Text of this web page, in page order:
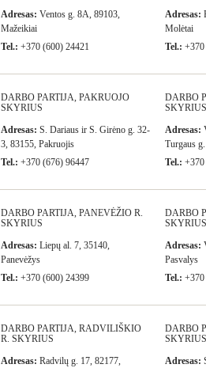
Adresas: Ventos g. 8A, 89103,
Mažeikiai
Tel.: +370 (600) 24421
Adresas:
Molėtai
Tel.:
DARBO PARTIJA, PAKRUOJO
SKYRIUS
Adresas: S. Dariaus ir S. Girėno g. 32-
3, 83155, Pakruojis
Tel.: +370 (676) 96447
DARBO
SKYRIUS
Adresas:
Turgaus
Tel.:
DARBO PARTIJA, PANEVĖŽIO R.
SKYRIUS
Adresas: Liepų al. 7, 35140,
Panevėžys
Tel.: +370 (600) 24399
DARBO
SKYRIUS
Adresas:
Pasvalys
Tel.:
DARBO PARTIJA, RADVILIŠKIO
R. SKYRIUS
Adresas: Radvilų g. 17, 82177,
DARBO
SKYRIUS
Adresas: